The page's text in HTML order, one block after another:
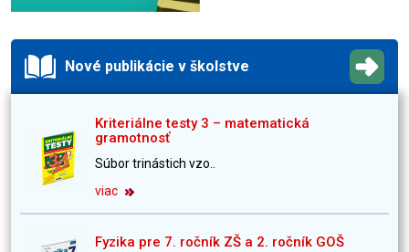
Nové publikácie v školstve
Kriteriálne testy 3 – matematická
gramotnosť
Súbor trinástich vzo..
viac
Fyzika pre 7. ročník ZŠ a 2. ročník GOŠ